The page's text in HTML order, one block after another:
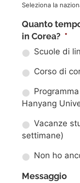
Seleziona la
Quanto
in Corea? *
Scuole di
Corso di
Hanyang
Vacanze
settimane)
Non ho
Messaggio